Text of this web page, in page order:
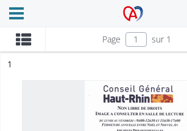
Archives Alsace - Colmar
Ouvrir le menu déroulant
Page sur 1
n°
1